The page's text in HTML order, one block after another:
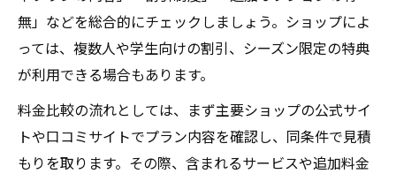
無」などを総合的にチェックしましょう。ショップによ
っては、複数人や学生向けの割引、シーズン限定の特典
が利用できる場合もあります。
料金比較の流れとしては、まず主要ショップの公式サイ
トや口コミサイトでプラン内容を確認し、同条件で見積
もりを取ります。その際、含まれるサービスや追加料金